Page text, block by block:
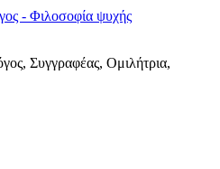
Συγγραφέας, Ομιλήτρια,